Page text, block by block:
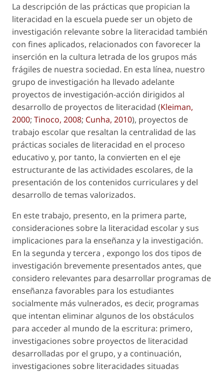
La descripción de las prácticas que propician la
literacidad en la escuela puede ser un objeto de
investigación relevante sobre la literacidad también
con fines aplicados, relacionados con favorecer la
inserción en la cultura letrada de los grupos más
frágiles de nuestra sociedad. En esta línea, nuestro
grupo de investigación ha llevado adelante
proyectos de investigación-acción dirigidos al
desarrollo de proyectos de literacidad (Kleiman,
2000; Tinoco, 2008; Cunha, 2010), proyectos de
trabajo escolar que resaltan la centralidad de las
prácticas sociales de literacidad en el proceso
educativo y, por tanto, la convierten en el eje
estructurante de las actividades escolares, de la
presentación de los contenidos curriculares y del
desarrollo de temas valorizados.
En este trabajo, presento, en la primera parte,
consideraciones sobre la literacidad escolar y sus
implicaciones para la enseñanza y la investigación.
En la segunda y tercera , expongo los dos tipos de
investigación brevemente presentados antes, que
considero relevantes para desarrollar programas de
enseñanza favorables para los estudiantes
socialmente más vulnerados, es decir, programas
que intentan eliminar algunos de los obstáculos
para acceder al mundo de la escritura: primero,
investigaciones sobre proyectos de literacidad
desarrolladas por el grupo, y a continuación,
investigaciones sobre literacidades situadas